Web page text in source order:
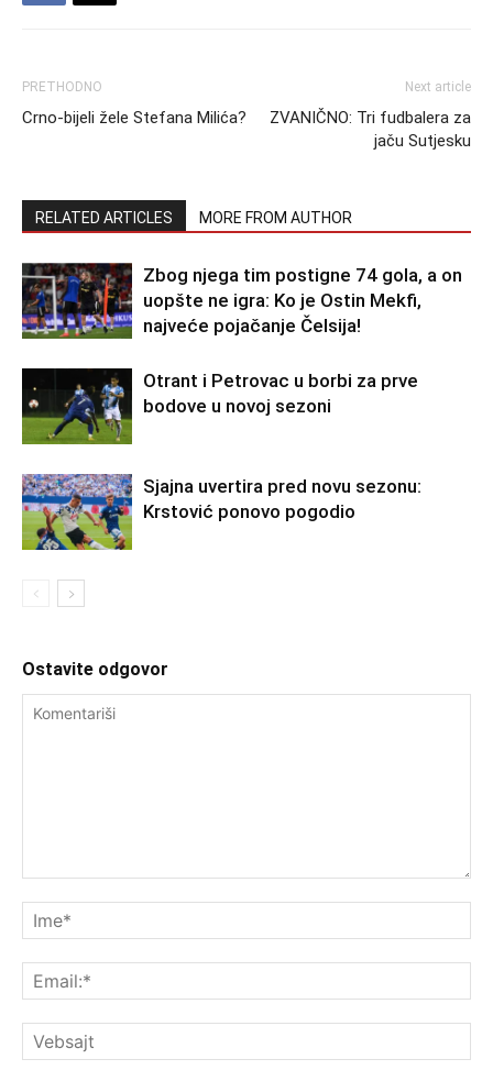
PRETHODNO
Crno-bijeli žele Stefana Milića?
Next article
ZVANIČNO: Tri fudbalera za
jaču Sutjesku
RELATED ARTICLES MORE FROM AUTHOR
Zbog njega tim postigne 74 gola, a on
uopšte ne igra: Ko je Ostin Mekfi,
najveće pojačanje Čelsija!
Otrant i Petrovac u borbi za prve
bodove u novoj sezoni
Sjajna uvertira pred novu sezonu:
Krstović ponovo pogodio
Ostavite odgovor